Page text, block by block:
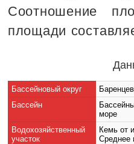
Соотношение
площади
Бассейновый округ
Бассейн
море
Водохозяйственный
участок
Кемь от
Среднее